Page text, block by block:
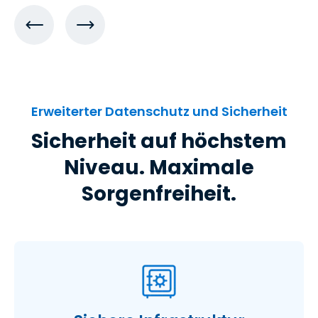
Erweiterter Datenschutz und Sicherheit
Sicherheit auf höchstem
Niveau. Maximale
Sorgenfreiheit.